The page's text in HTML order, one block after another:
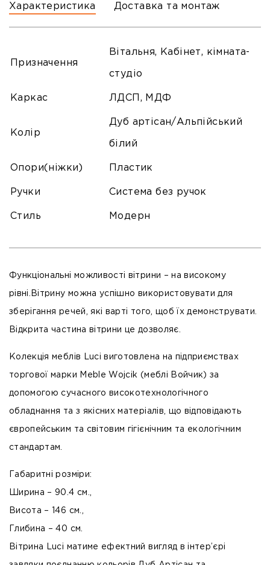
Характеристика Доставка та монтаж
Призначення
Вітальня, Кабінет, кімната-
студіо
Каркас ЛДСП, МДФ
Колір
Дуб артісан/Альпійський
білий
Опори(ніжки) Пластик
Ручки Система без ручок
Стиль Модерн
Функціональні можливості вітрини – на високому
рівні.Вітрину можна успішно використовувати для
зберігання речей, які варті того, щоб їх демонструвати.
Відкрита частина вітрини це дозволяє.
Колекція меблів Luci виготовлена на підприємствах
торгової марки Meble Wojcik (меблі Войчик) за
допомогою сучасного високотехнологічного
обладнання та з якісних матеріалів, що відповідають
європейським та світовим гігієнічним та екологічним
стандартам.
Габаритні розміри:
Ширина – 90.4 см.,
Висота – 146 см.,
Глибина – 40 см.
Вітрина Luci матиме ефектний вигляд в інтер’єрі